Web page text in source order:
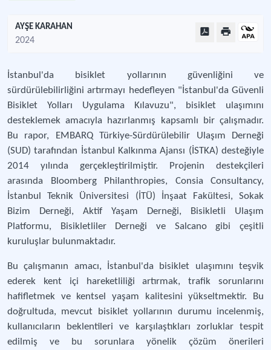
AYŞE KARAHAN
2024
İstanbul'da bisiklet yollarının güvenliğini ve
sürdürülebilirliğini artırmayı hedefleyen "İstanbul'da Güvenli
Bisiklet Yolları Uygulama Kılavuzu", bisiklet ulaşımını
desteklemek amacıyla hazırlanmış kapsamlı bir çalışmadır.
Bu rapor, EMBARQ Türkiye-Sürdürülebilir Ulaşım Derneği
(SUD) tarafından İstanbul Kalkınma Ajansı (İSTKA) desteğiyle
2014 yılında gerçekleştirilmiştir. Projenin destekçileri
arasında Bloomberg Philanthropies, Consia Consultancy,
İstanbul Teknik Üniversitesi (İTÜ) İnşaat Fakültesi, Sokak
Bizim Derneği, Aktif Yaşam Derneği, Bisikletli Ulaşım
Platformu, Bisikletliler Derneği ve Salcano gibi çeşitli
kuruluşlar bulunmaktadır.
Bu çalışmanın amacı, İstanbul'da bisiklet ulaşımını teşvik
ederek kent içi hareketliliği artırmak, trafik sorunlarını
hafifletmek ve kentsel yaşam kalitesini yükseltmektir. Bu
doğrultuda, mevcut bisiklet yollarının durumu incelenmiş,
kullanıcıların beklentileri ve karşılaştıkları zorluklar tespit
edilmiş ve bu sorunlara yönelik çözüm önerileri